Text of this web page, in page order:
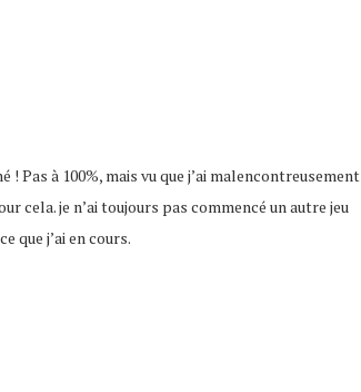
Pas à 100%, mais vu que j’ai malencontreusement
cela. je n’ai toujours pas commencé un autre jeu
que j’ai en cours.